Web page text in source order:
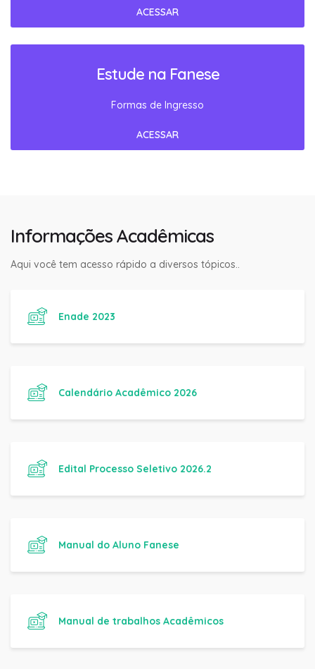
ACESSAR
Estude na Fanese
Formas de Ingresso
ACESSAR
Informações Acadêmicas
Aqui você tem acesso rápido a diversos tópicos..
Enade 2023
Calendário Acadêmico 2026
Edital Processo Seletivo 2026.2
Manual do Aluno Fanese
Manual de trabalhos Acadêmicos